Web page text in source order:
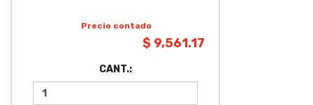
Precio contado
$ 9,561.17
CANT.: